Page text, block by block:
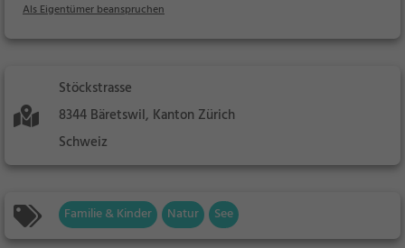
Als Eigentümer beanspruchen
Stöckstrasse
8344 Bäretswil, Kanton Zürich
Schweiz
Familie & Kinder Natur See